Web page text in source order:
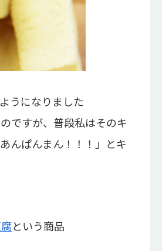
うになりました
ですが、普段私はそのキ
んぱんまん！！！」とキ
という商品